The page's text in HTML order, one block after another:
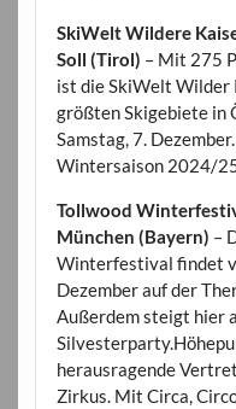
SkiWelt Wildere
Soll (Tirol) – Mit 275
ist die SkiWelt Wilder
größten Skigebiete in
Samstag, 7.
Wintersaison 2024/
Tollwood
München (Bayern) –
Winterfestival findet
Dezember auf der
Außerdem steigt hier
herausragende
Zirkus. Mit Circa,